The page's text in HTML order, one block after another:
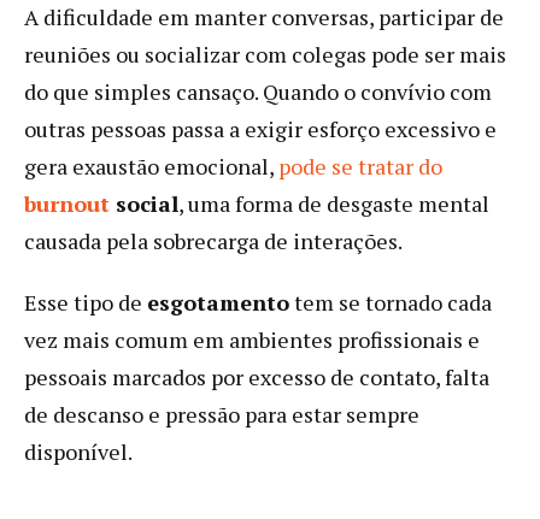
A dificuldade em manter conversas, participar de
reuniões ou socializar com colegas pode ser mais
do que simples cansaço. Quando o convívio com
outras pessoas passa a exigir esforço excessivo e
gera exaustão emocional, pode se tratar do
burnout social, uma forma de desgaste mental
causada pela sobrecarga de interações.
Esse tipo de esgotamentotem se tornado cada
vez mais comum em ambientes profissionais e
pessoais marcados por excesso de contato, falta
de descanso e pressão para estar sempre
disponível.